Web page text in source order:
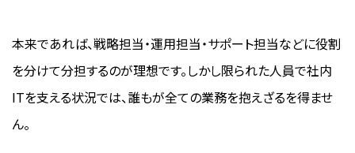
本来であれば、戦略担当・運用担当・サポート担当などに役割
を分けて分担するのが理想です。しかし限られた人員で社内
ITを支える状況では、誰もが全ての業務を抱えざるを得ませ
ん。